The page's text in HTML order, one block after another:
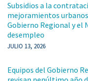
Subsidios a la
mejoramientos
Gobierno Regional y el
desempleo
JULIO 13, 2026
Equipos del Gobierno